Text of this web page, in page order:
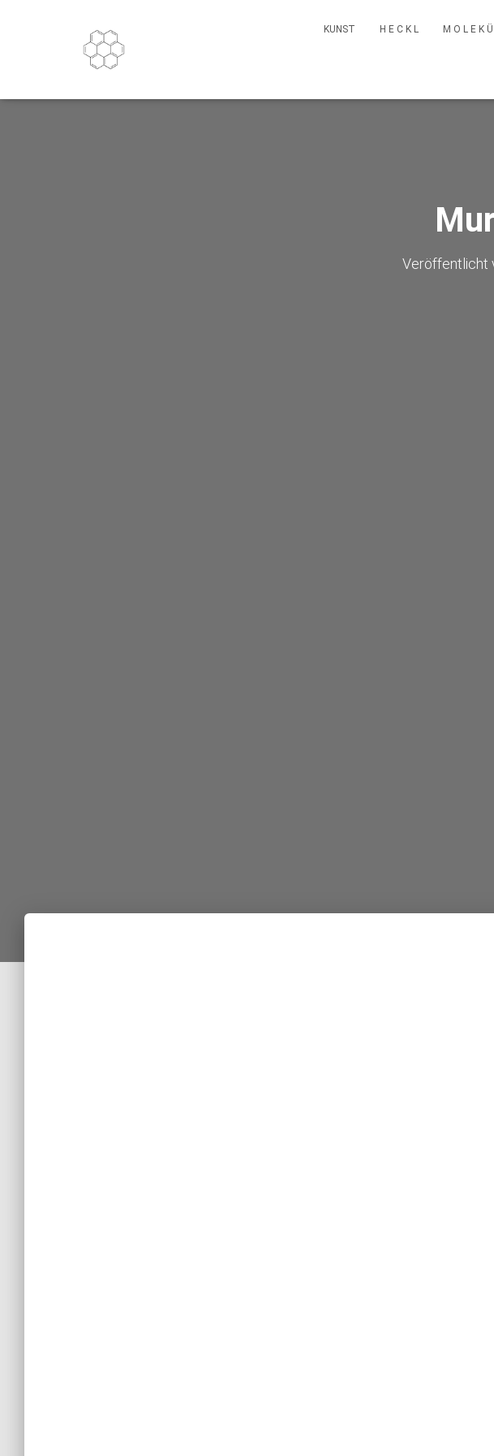
KUNST H E C K L M O L E K
Veröffentlicht